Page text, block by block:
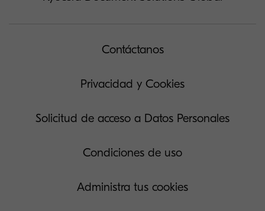
Contáctanos
Privacidad y Cookies
Solicitud de acceso a Datos Personales
Condiciones de uso
Administra tus cookies